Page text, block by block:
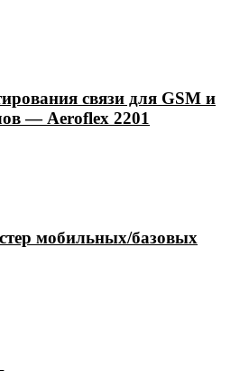
связи для GSM и
— Aeroflex 2201
мобильных/базовых